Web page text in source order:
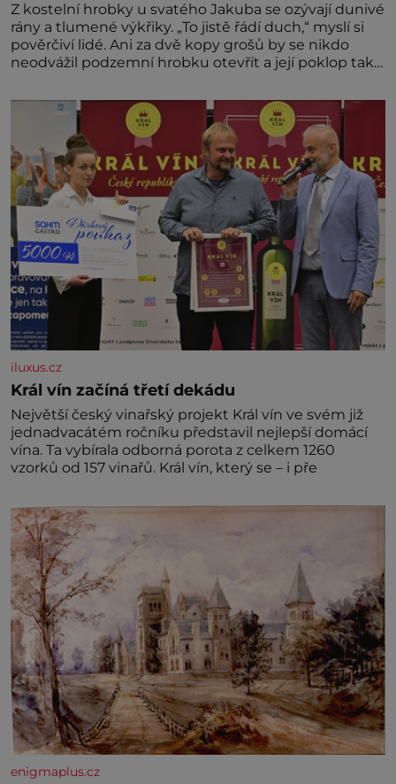
Z kostelní hrobky u svatého Jakuba se ozývají dunivé
rány a tlumené výkřiky. „To jistě řádí duch,“ myslí si
pověrčiví lidé. Ani za dvě kopy grošů by se nikdo
neodvážil podzemní hrobku otevřít a její poklop tak
divné burácení skutečně ustane. Když o mnoho let
později hrobku
iluxus.cz
Král vín začíná třetí dekádu
Největší český vinařský projekt Král vín ve svém již
jednadvacátém ročníku představil nejlepší domácí
vína. Ta vybírala odborná porota z celkem 1260
vzorků od 157 vinařů. Král vín, který se – i pře
enigmaplus.cz